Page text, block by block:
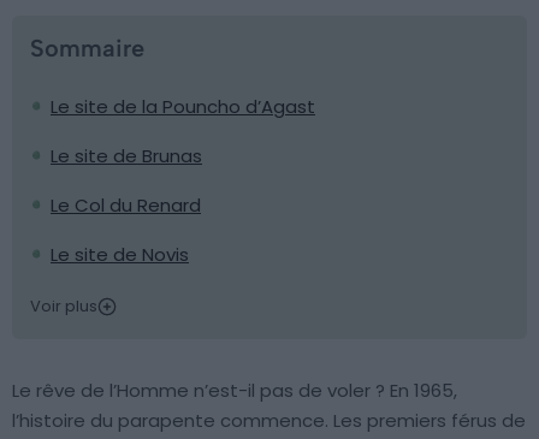
Sommaire
Le site de la Pouncho d’Agast
Le site de Brunas
Le Col du Renard
Le site de Novis
Voir plus
Le rêve de l’Homme n’est-il pas de voler ? En 1965,
l’histoire du parapente commence. Les premiers férus de